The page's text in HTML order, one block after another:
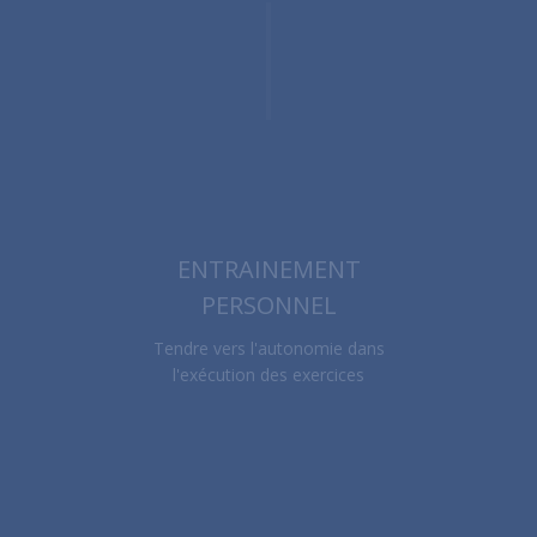
ENTRAINEMENT
PERSONNEL
Tendre vers l'autonomie dans
l'exécution des exercices